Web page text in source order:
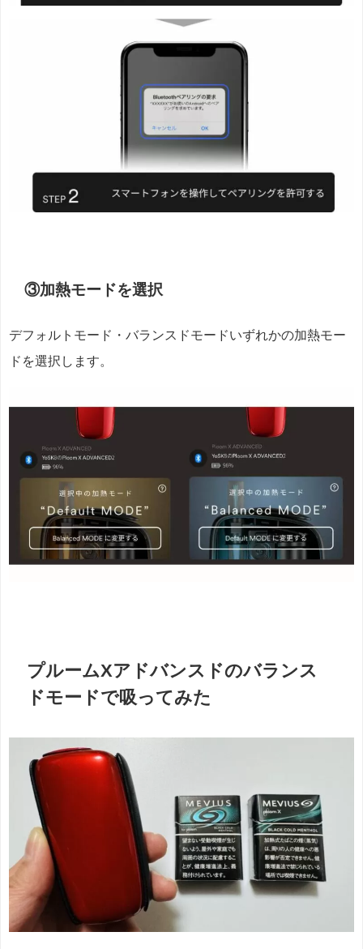
③加熱モードを選択
デフォルトモード・バランスドモードいずれかの加熱モー
ドを選択します。
プルームXアドバンスドのバランス
ドモードで吸ってみた